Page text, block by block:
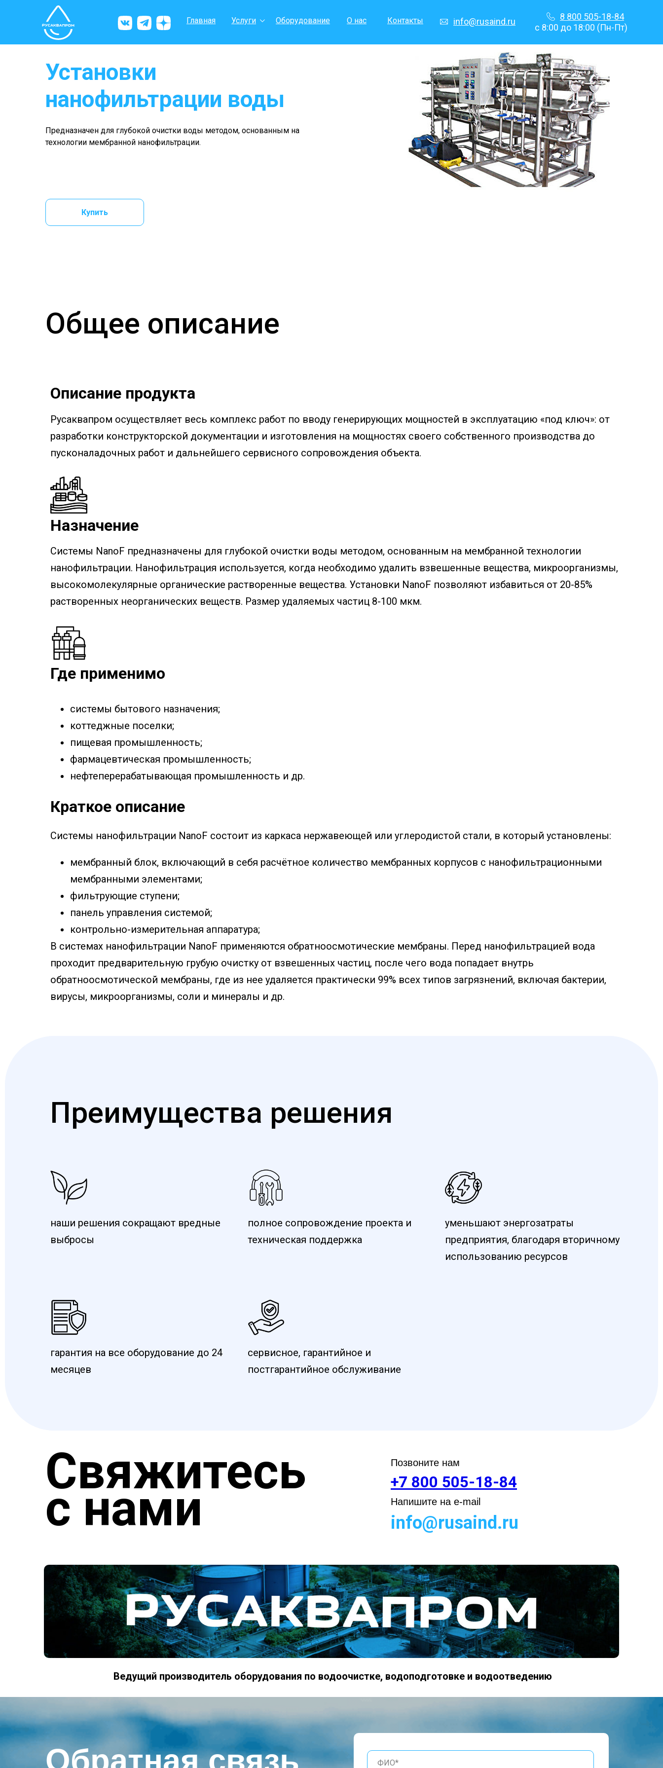
Оборудование
Главная О нас Контакты
Услуги 8 800 505-18-84
info@rusaind.ru
с 8:00 до 18:00 (Пн-Пт)
Установки
нанофильтрации воды
Предназначен для глубокой очистки воды методом, основанным на
технологии мембранной нанофильтрации.
Купить
Общее описание
Описание продукта
Русаквапром осуществляет весь комплекс работ по вводу генерирующих мощностей в эксплуатацию «под ключ»: от
разработки конструкторской документации и изготовления на мощностях своего собственного производства до
пусконаладочных работ и дальнейшего сервисного сопровождения объекта.
Назначение
Системы NanoF предназначены для глубокой очистки воды методом, основанным на мембранной технологии
нанофильтрации. Нанофильтрация используется, когда необходимо удалить взвешенные вещества, микроорганизмы,
высокомолекулярные органические растворенные вещества. Установки NanoF позволяют избавиться от 20-85%
растворенных неорганических веществ. Размер удаляемых частиц 8-100 мкм.
Где применимо
системы бытового назначения;
коттеджные поселки;
пищевая промышленность;
фармацевтическая промышленность;
нефтеперерабатывающая промышленность и др.
Краткое описание
Системы нанофильтрации NanoF состоит из каркаса нержавеющей или углеродистой стали, в который установлены:
мембранный блок, включающий в себя расчётное количество мембранных корпусов с нанофильтрационными
мембранными элементами;
фильтрующие ступени;
панель управления системой;
контрольно-измерительная аппаратура;
В системах нанофильтрации NanoF применяются обратноосмотические мембраны. Перед нанофильтрацией вода
проходит предварительную грубую очистку от взвешенных частиц, после чего вода попадает внутрь
обратноосмотической мембраны, где из нее удаляется практически 99% всех типов загрязнений, включая бактерии,
вирусы, микроорганизмы, соли и минералы и др.
Преимущества решения
наши решения сокращают вредные
выбросы
полное сопровождение проекта и
техническая поддержка
уменьшают энергозатраты
предприятия, благодаря вторичному
использованию ресурсов
гарантия на все оборудование до 24
месяцев
сервисное, гарантийное и
постгарантийное обслуживание
Свяжитесь
с нами
Позвоните нам
+7 800 505-18-84
Напишите на e-mail
info@rusaind.ru
Ведущий производитель оборудования по водоочистке, водоподготовке и водоотведению
Обратная связь